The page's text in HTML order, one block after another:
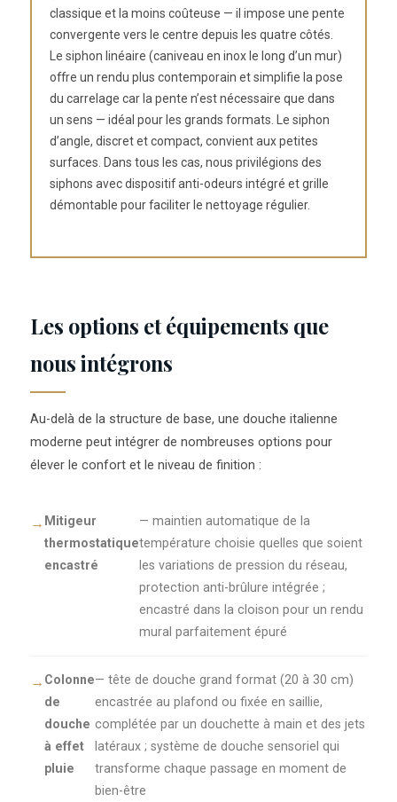
classique et la moins coûteuse — il impose une pente
convergente vers le centre depuis les quatre côtés.
Le siphon linéaire (caniveau en inox le long d’un mur)
offre un rendu plus contemporain et simplifie la pose
du carrelage car la pente n’est nécessaire que dans
un sens — idéal pour les grands formats. Le siphon
d’angle, discret et compact, convient aux petites
surfaces. Dans tous les cas, nous privilégions des
siphons avec dispositif anti-odeurs intégré et grille
démontable pour faciliter le nettoyage régulier.
Les options et équipements que
nous intégrons
Au-delà de la structure de base, une douche italienne
moderne peut intégrer de nombreuses options pour
élever le confort et le niveau de finition :
Mitigeur
thermostatique
encastré
— maintien automatique de la
température choisie quelles que soient
les variations de pression du réseau,
protection anti-brûlure intégrée ;
encastré dans la cloison pour un rendu
mural parfaitement épuré
Colonne
de
douche
à effet
pluie
— tête de douche grand format (20 à 30 cm)
encastrée au plafond ou fixée en saillie,
complétée par un douchette à main et des jets
latéraux ; système de douche sensoriel qui
transforme chaque passage en moment de
bien-être